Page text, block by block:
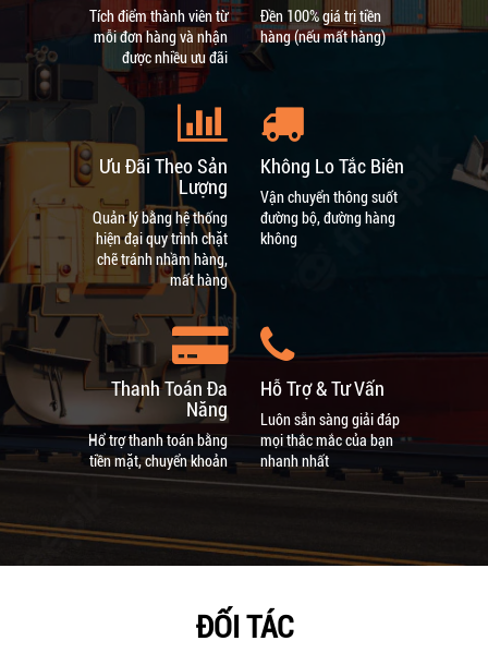
Tích điểm thành viên từ
mỗi đơn hàng và nhận
được nhiều ưu đãi
Đền 100% giá trị tiền
hàng (nếu mất hàng)
Ưu Đãi Theo Sản
Lượng
Quản lý bằng hệ thống
hiện đại quy trình chặt
chẽ tránh nhầm hàng,
mất hàng
Không Lo Tắc Biên
Vận chuyển thông suốt
đường bộ, đường hàng
không
Thanh Toán Đa
Năng
Hổ trợ thanh toán bằng
tiền mặt, chuyển khoản
Hỗ Trợ & Tư Vấn
Luôn sẵn sàng giải đáp
mọi thắc mắc của bạn
nhanh nhất
ĐỐI TÁC